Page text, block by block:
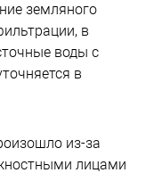
земляного
в
воды с
в
из-за
лицами